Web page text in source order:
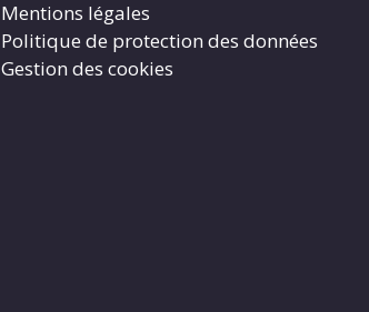
Mentions légales
Politique de protection des données
Gestion des cookies